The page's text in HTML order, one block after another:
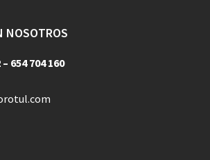
NOSOTROS
654 704 160